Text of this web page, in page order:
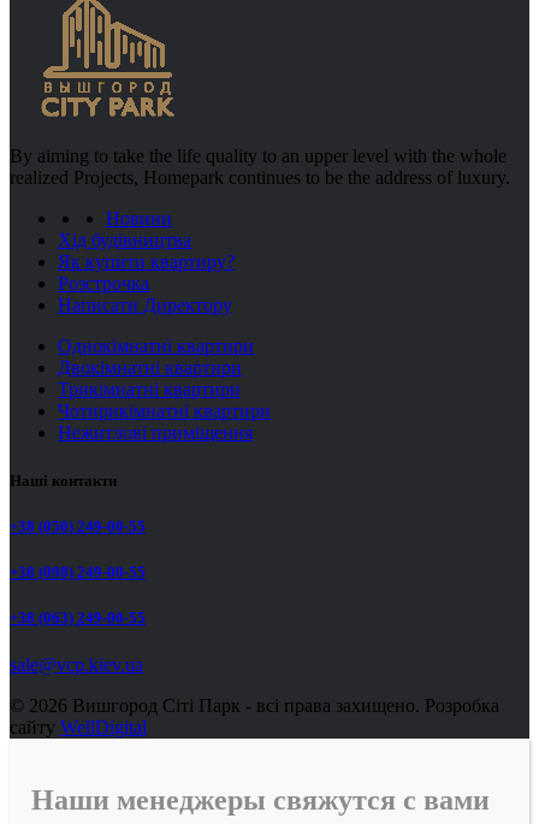
By aiming to take the life quality to an upper level with the whole
realized Projects, Homepark continues to be the address of luxury.
Новини
Хід будівництва
Як купити квартиру?
Розстрочка
Написати Директору
Однокімнатні квартири
Двокімнатні квартири
Трикімнатні квартири
Чотирикімнатні квартири
Нежитлові приміщення
Наші контакти
+38 (050) 249-00-55
+38 (098) 249-00-55
+38 (063) 249-00-55
sale@vcp.kiev.ua
© 2026 Вишгород Сіті Парк - всі права захищено. Розробка
сайту WellDigital
Наши менеджеры свяжутся с вами